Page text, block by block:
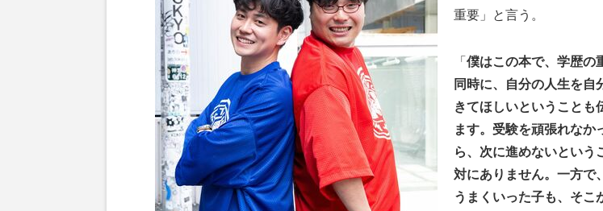
重要」と言う。
「 僕はこの本で、学歴の
同時に、自分の人生を自
きてほしいということも
ます。受験を頑張れなか
ら、次に進めないという
対にありません。一方で
うまくいった子も、そこ